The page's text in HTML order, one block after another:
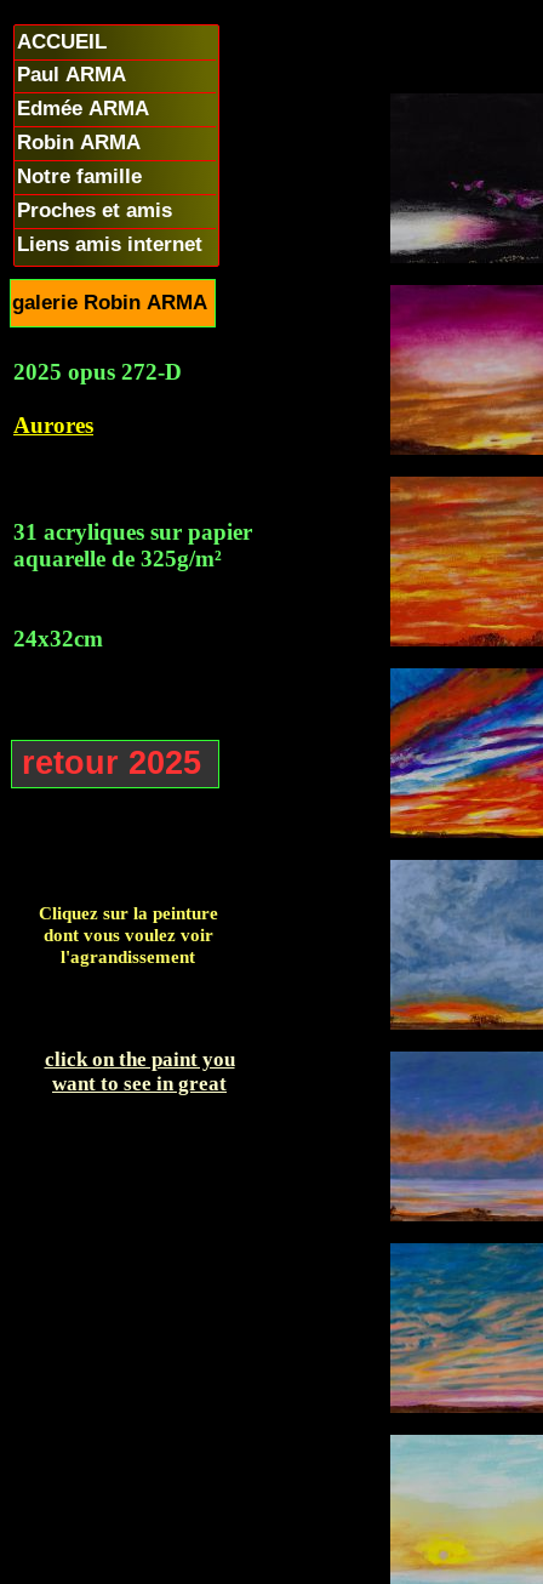
2025 opus 272-D
Aurores
31 acryliques sur papier
aquarelle de 325g/m²
24x32cm
click on the paint you
want to see in great
Cliquez sur la peinture
dont vous voulez voir
l'agrandissement
retour 2025
ACCUEIL
Paul ARMA
Edmée ARMA
Robin ARMA
Notre famille
Proches et amis
Liens amis internet
galerie Robin ARMA